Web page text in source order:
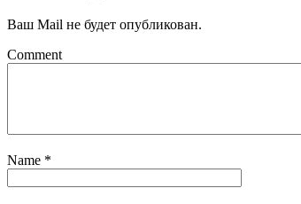
Ваш Mail не будет опубликован.
Comment
Name *